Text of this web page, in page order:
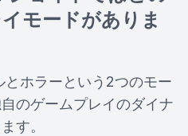
モードがありま
ホラーという2つのモー
のゲームプレイのダイナ
す。